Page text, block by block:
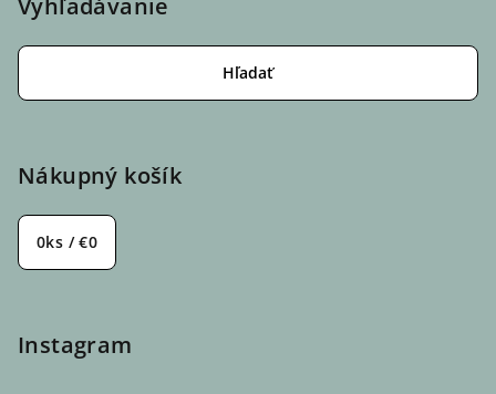
Vyhľadávanie
Hľadať
Nákupný košík
0ks /€0
Instagram